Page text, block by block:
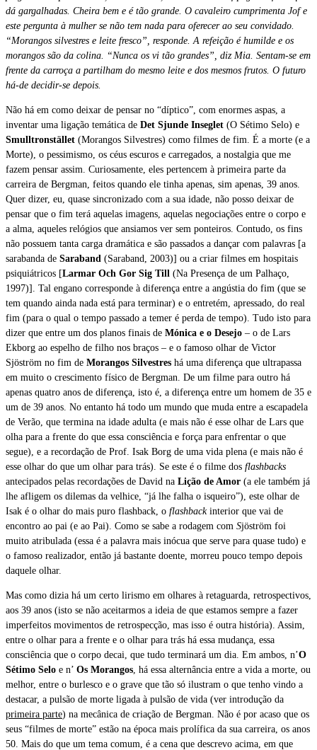
dá gargalhadas. Cheira bem e é tão grande. O cavaleiro cumprimenta Jof e
este pergunta à mulher se não tem nada para oferecer ao seu convidado.
“Morangos silvestres e leite fresco”, responde. A refeição é humilde e os
morangos são da colina. “Nunca os vi tão grandes”, diz Mia. Sentam-se em
frente da carroça a partilham do mesmo leite e dos mesmos frutos. O futuro
há-de decidir-se depois.
Não há em como deixar de pensar no “díptico”, com enormes aspas, a
inventar uma ligação temática de Det Sjunde Inseglet (O Sétimo Selo) e
Smulltronstället (Morangos Silvestres) como filmes de fim. É a morte (e a
Morte), o pessimismo, os céus escuros e carregados, a nostalgia que me
fazem pensar assim. Curiosamente, eles pertencem à primeira parte da
carreira de Bergman, feitos quando ele tinha apenas, sim apenas, 39 anos.
Quer dizer, eu, quase sincronizado com a sua idade, não posso deixar de
pensar que o fim terá aquelas imagens, aquelas negociações entre o corpo e
a alma, aqueles relógios que ansiamos ver sem ponteiros. Contudo, os fins
não possuem tanta carga dramática e são passados a dançar com palavras [a
sarabanda de Saraband (Saraband, 2003)] ou a criar filmes em hospitais
psiquiátricos [Larmar Och Gor Sig Till (Na Presença de um Palhaço,
1997)]. Tal engano corresponde à diferença entre a angústia do fim (que se
tem quando ainda nada está para terminar) e o entretém, apressado, do real
fim (para o qual o tempo passado a temer é perda de tempo). Tudo isto para
dizer que entre um dos planos finais de Mónica e o Desejo – o de Lars
Ekborg ao espelho de filho nos braços – e o famoso olhar de Victor
Sjöström no fim de Morangos Silvestres há uma diferença que ultrapassa
em muito o crescimento físico de Bergman. De um filme para outro há
apenas quatro anos de diferença, isto é, a diferença entre um homem de 35 e
um de 39 anos. No entanto há todo um mundo que muda entre a escapadela
de Verão, que termina na idade adulta (e mais não é esse olhar de Lars que
olha para a frente do que essa consciência e força para enfrentar o que
segue), e a recordação de Prof. Isak Borg de uma vida plena (e mais não é
esse olhar do que um olhar para trás). Se este é o filme dos flashbacks
antecipados pelas recordações de David na Lição de Amor (a ele também já
lhe afligem os dilemas da velhice, “já lhe falha o isqueiro”), este olhar de
Isak é o olhar do mais puro flashback, o flashback interior que vai de
encontro ao pai (e ao Pai). Como se sabe a rodagem com Sjöström foi
muito atribulada (essa é a palavra mais inócua que serve para quase tudo) e
o famoso realizador, então já bastante doente, morreu pouco tempo depois
daquele olhar.
Mas como dizia há um certo lirismo em olhares à retaguarda, retrospectivos,
aos 39 anos (isto se não aceitarmos a ideia de que estamos sempre a fazer
imperfeitos movimentos de retrospecção, mas isso é outra história). Assim,
entre o olhar para a frente e o olhar para trás há essa mudança, essa
consciência que o corpo decai, que tudo terminará um dia. Em ambos, n’O
Sétimo Selo e n’ Os Morangos há essa alternância entre a vida a morte, ou
melhor, entre o burlesco e o grave que tão só ilustram o que tenho vindo a
destacar, a pulsão de morte ligada à pulsão de vida (ver introdução da
primeira parte) na mecânica de criação de Bergman. Não é por acaso que os
seus “filmes de morte” estão na época mais prolífica da sua carreira, os anos
50. Mais do que um tema comum, é a cena que descrevo acima, em que